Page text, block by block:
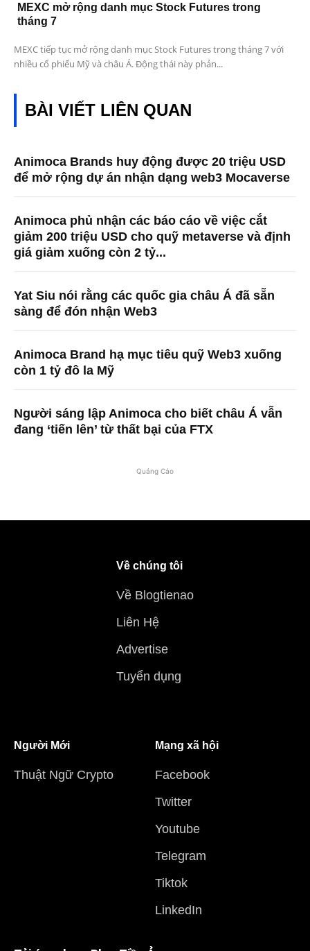
MEXC mở rộng danh mục Stock Futures trong
tháng 7
MEXC tiếp tục mở rộng danh mục Stock Futures trong tháng 7 với
nhiều cổ phiếu Mỹ và châu Á. Động thái này phản...
BÀI VIẾT LIÊN QUAN
Animoca Brands huy động được 20 triệu USD
để mở rộng dự án nhận dạng web3 Mocaverse
Animoca phủ nhận các báo cáo về việc cắt
giảm 200 triệu USD cho quỹ metaverse và định
giá giảm xuống còn 2 tỷ...
Yat Siu nói rằng các quốc gia châu Á đã sẵn
sàng để đón nhận Web3
Animoca Brand hạ mục tiêu quỹ Web3 xuống
còn 1 tỷ đô la Mỹ
Người sáng lập Animoca cho biết châu Á vẫn
đang ‘tiến lên’ từ thất bại của FTX
Quảng Cáo
Về chúng tôi
Về Blogtienao
Liên Hệ
Advertise
Tuyển dụng
Người Mới
Thuật Ngữ Crypto
Mạng xã hội
Facebook
Twitter
Youtube
Telegram
Tiktok
LinkedIn